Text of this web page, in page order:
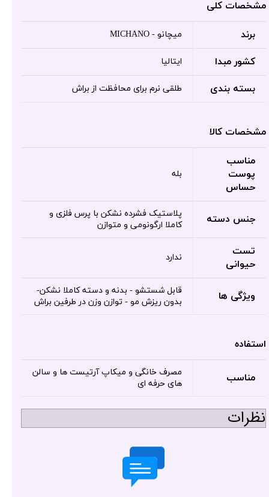
مشخصات کلی
برند میچانو - MICHANO
کشور مبدا ایتالیا
بسته بندی طلقی نرم برای محافظت از براش
مشخصات کالا
مناسب
پوست
حساس
بله
جنس دسته
پلاستیک فشرده نشکن با پرس فلزی و
کاملا ارگونومی و متوازن
تست
حیوانی
ندارد
ویژگی ها
قابل شستشو - بدنه و دسته کاملا نشکن-
بدون ریزش مو - توازن وزن در طرفین براش
استفاده
مناسب
مصرف خانگی و میکاپ آرتیست ها و سالن
های حرفه ای
نظرات